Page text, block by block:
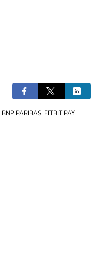
BNP PARIBAS, FITBIT PAY